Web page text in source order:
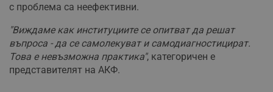
с проблема са неефективни.
"Виждаме как институциите се опитват да решат
въпроса - да се самолекуват и самодиагностицират.
Това е невъзможна практика", категоричен е
представителят на АКФ.